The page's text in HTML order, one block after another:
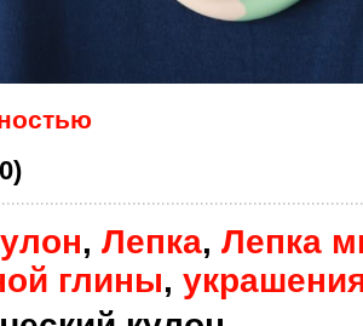
, Лепка, Лепка
глины,